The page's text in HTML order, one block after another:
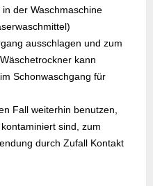
der Waschmaschine
ausschlagen und zum
kann
Schonwaschgang für
Fall weiterhin benutzen,
sind, zum
durch Zufall Kontakt